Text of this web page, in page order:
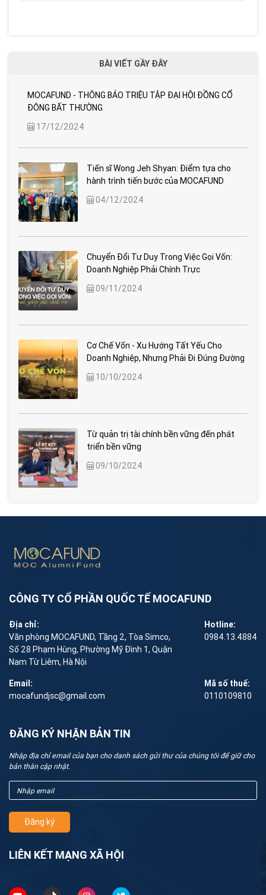
BÀI VIẾT GẦY ĐÂY
MOCAFUND - THÔNG BÁO TRIỆU TẬP ĐẠI HỘI ĐỒNG CỔ
ĐÔNG BẤT THƯỜNG
17/12/2024
Tiến sĩ Wong Jeh Shyan: Điểm tựa cho
hành trình tiến bước của MOCAFUND
04/12/2024
Chuyển Đổi Tư Duy Trong Việc Gọi Vốn:
Doanh Nghiệp Phải Chính Trực
09/11/2024
Cơ Chế Vốn - Xu Hướng Tất Yếu Cho
Doanh Nghiệp, Nhưng Phải Đi Đúng Đường
10/10/2024
Từ quản trị tài chính bền vững đến phát
triển bền vững
09/10/2024
CÔNG TY CỔ PHẦN QUỐC TẾ MOCAFUND
Địa chỉ:
Văn phòng MOCAFUND, Tầng 2, Tòa Simco,
Số 28 Phạm Hùng, Phường Mỹ Đình 1, Quận
Nam Từ Liêm, Hà Nội
Hotline:
0984.13.4884
Email:
mocafundjsc@gmail.com
Mã số thuế:
0110109810
ĐĂNG KÝ NHẬN BẢN TIN
Nhập địa chỉ email của bạn cho danh sách gửi thư của chúng tôi để giữ cho
bản thân cập nhật.
Đăng ký
LIÊN KẾT MẠNG XÃ HỘI